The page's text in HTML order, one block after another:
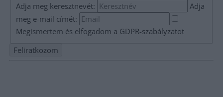
Adja meg keresztnevét:
Adja
meg e-mail címét:
Megismertem és elfogadom a GDPR-szabályzatot